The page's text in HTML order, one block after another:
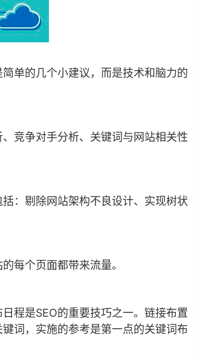
单的几个小建议，而是技术和脑力的
竞争对手分析、关键词与网站相关性
：剔除网站架构不良设计、实现树状
每个页面都带来流量。
程是SEO的重要技巧之一。链接布置
词，实施的参考是第一点的关键词布